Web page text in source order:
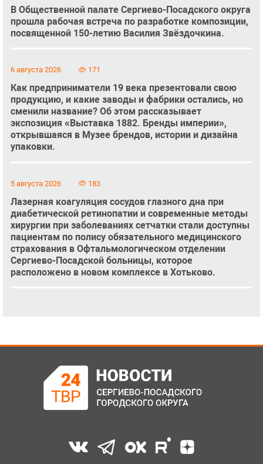
В Общественной палате Сергиево-Посадского округа
прошла рабочая встреча по разработке композиции,
посвященной 150-летию Василия Звёздочкина.
6 августа 2026 171
Как предприниматели 19 века презентовали свою
продукцию, и какие заводы и фабрики остались, но
сменили название? Об этом рассказывает
экспозиция «Выставка 1882. Бренды империи»,
открывшаяся в Музее брендов, истории и дизайна
упаковки.
5 августа 2026 183
Лазерная коагуляция сосудов глазного дна при
диабетической ретинопатии и современные методы
хирургии при заболеваниях сетчатки стали доступны
пациентам по полису обязательного медицинского
страхования в Офтальмологическом отделении
Сергиево-Посадской больницы, которое
расположено в новом комплексе в Хотьково.